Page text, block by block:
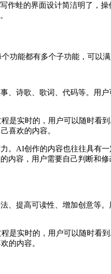
蛙的界面设计简洁明了，
能都有多个子功能，可以满
诗歌、歌词、代码等。用
实时的，用户可以随时看
喜欢的内容。
AI创作的内容也往往具有
容，用户需要自己判断和
提高可读性、增加创意等
是实时的，用户可以随时看
的内容。